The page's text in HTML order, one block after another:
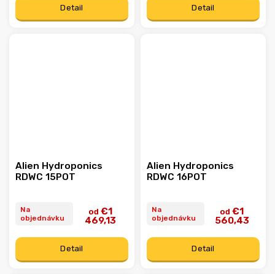
Detail Detail
Alien Hydroponics
RDWC 15POT
Na
objednávku
od €1
469,13
Detail
Alien Hydroponics
RDWC 16POT
Na
objednávku
od €1
560,43
Detail